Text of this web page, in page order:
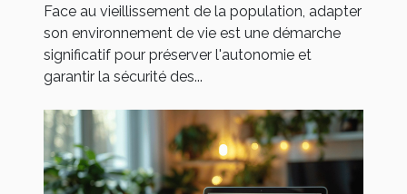
Face au vieillissement de la population, adapter
son environnement de vie est une démarche
significatif pour préserver l'autonomie et
garantir la sécurité des...